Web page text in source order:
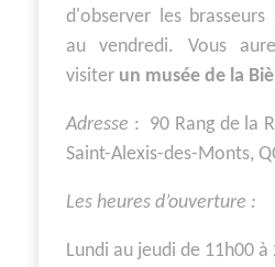
d'observer les
au vendredi. Vous
visiter un musée de la
Adresse : 90 Rang de la
Saint-Alexis-des-Monts,
Les heures d’ouverture :
Lundi au jeudi de 11h00 à